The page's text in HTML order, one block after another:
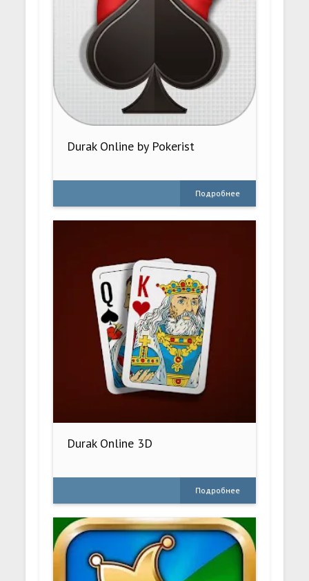
Durak Online by Pokerist
Подробнее
Durak Online 3D
Подробнее